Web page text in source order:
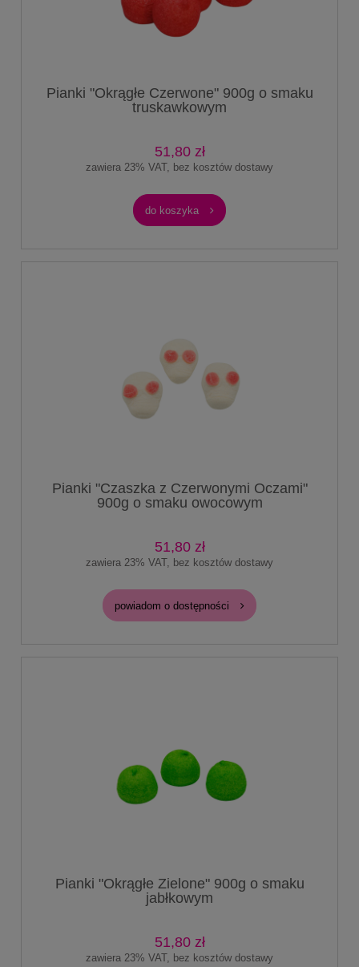
Pianki "Okrągłe Czerwone" 900g o smaku
truskawkowym
51,80 zł
zawiera 23% VAT, bez kosztów dostawy
do koszyka
Pianki "Czaszka z Czerwonymi Oczami"
900g o smaku owocowym
51,80 zł
zawiera 23% VAT, bez kosztów dostawy
powiadom o dostępności
Pianki "Okrągłe Zielone" 900g o smaku
jabłkowym
51,80 zł
zawiera 23% VAT, bez kosztów dostawy